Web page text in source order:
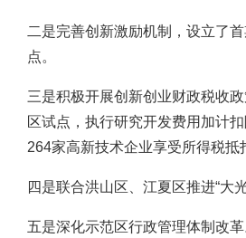
二是完善创新激励机制，设立了
点。
三是积极开展创新创业财政税收
区试点，执行研究开发费用加计
264家高新技术企业享受所得税抵
四是联合洪山区、江夏区推进“大
五是深化示范区行政管理体制改